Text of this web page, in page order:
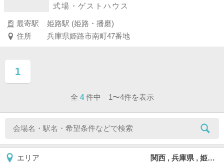
式場・ゲストハウス
最寄駅
姫路駅 (姫路・播磨)
住所
兵庫県姫路市南町47番地
1
ページ目
全 4 件中 1〜4件を表示
エリア 関西 , 兵庫県 , 姫路市